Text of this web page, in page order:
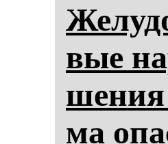
вые
ма